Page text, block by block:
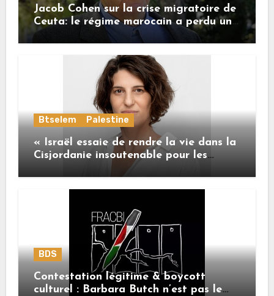
Jacob Cohen sur la crise migratoire de
Ceuta: le régime marocain a perdu une
bonne part de sa crédibilité vis-à-vis
de l’Union européenne
Btselem Palestine
« Israël essaie de rendre la vie dans la
Cisjordanie insoutenable pour les
BDS
Contestation légitime & boycott
culturel : Barbara Butch n’est pas le